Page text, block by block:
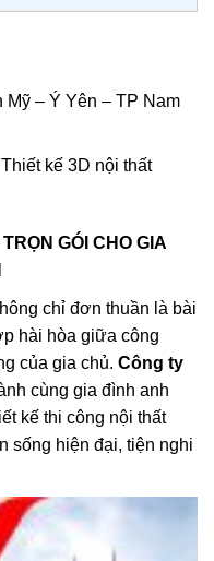
– Ý Yên – TP Nam
kế 3D nội thất
GÓI CHO GIA
chỉ đơn thuần là bài
hài hòa giữa công
của gia chủ. Công ty
cùng gia đình anh
kế thi công nội thất
sống hiện đại, tiện nghi